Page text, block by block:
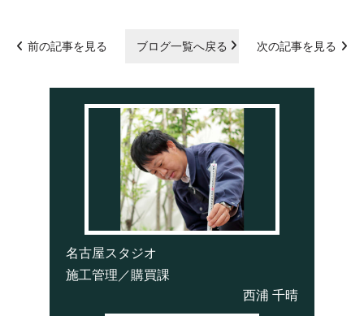
前の記事を見る ブログ一覧へ戻る 次の記事を見る
名古屋スタジオ
施工管理／購買課
西浦 千晴